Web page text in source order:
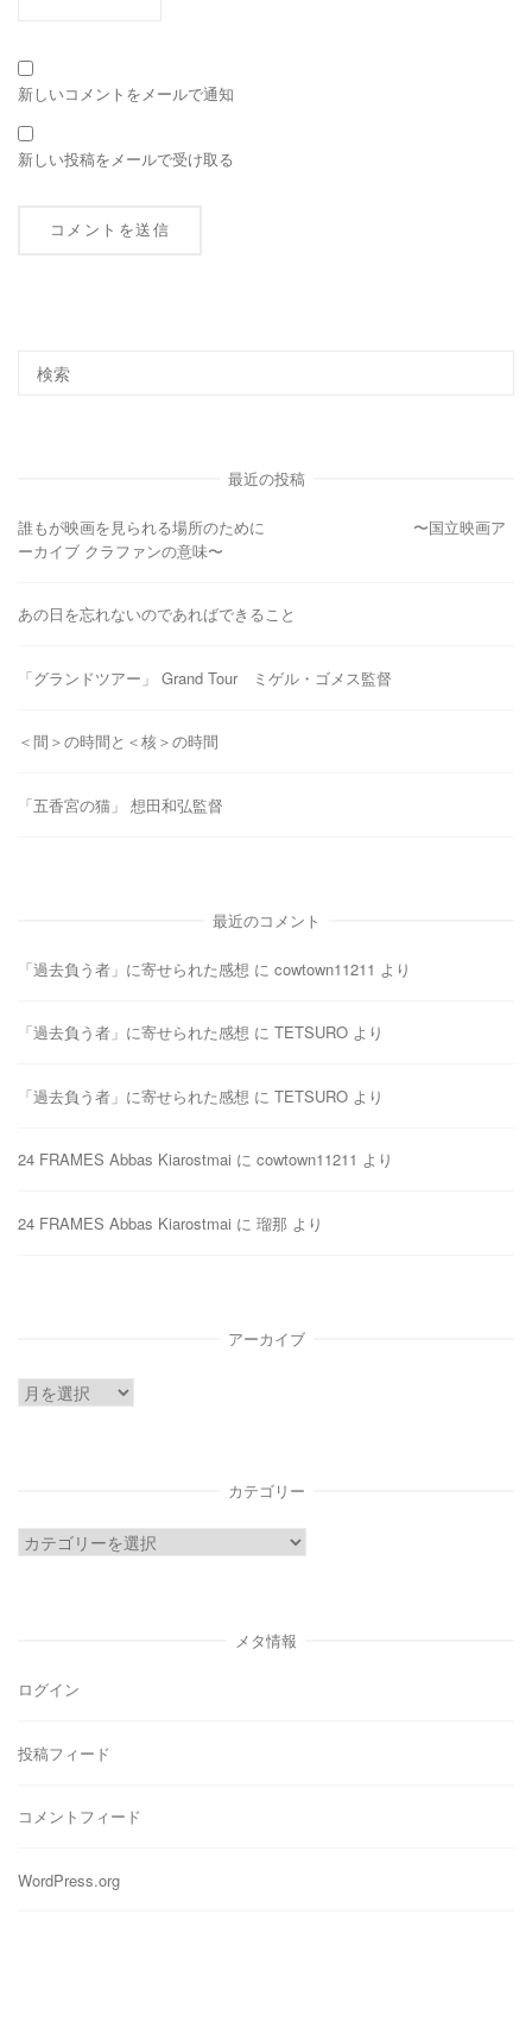
新しいコメントをメールで通知
新しい投稿をメールで受け取る
最近の投稿
誰もが映画を見られる場所のために 〜国立映画ア
ーカイブ クラファンの意味〜
あの日を忘れないのであればできること
「グランドツアー」 Grand Tour ミゲル・ゴメス監督
＜間＞の時間と＜核＞の時間
「五香宮の猫」 想田和弘監督
最近のコメント
「過去負う者」に寄せられた感想 に cowtown11211 より
「過去負う者」に寄せられた感想 に TETSURO より
「過去負う者」に寄せられた感想 に TETSURO より
24 FRAMES Abbas Kiarostmai に cowtown11211 より
24 FRAMES Abbas Kiarostmai に 瑠那 より
アーカイブ
ア
カテゴリー
カ
メタ情報
ログイン
投稿フィード
コメントフィード
WordPress.org